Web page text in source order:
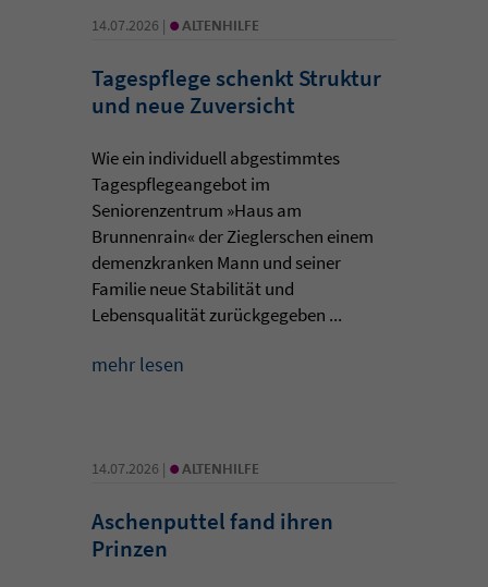
14.07.2026 | • ALTENHILFE
Tagespflege schenkt Struktur
und neue Zuversicht
Wie ein individuell abgestimmtes
Tagespflegeangebot im
Seniorenzentrum »Haus am
Brunnenrain« der Zieglerschen einem
demenzkranken Mann und seiner
Familie neue Stabilität und
Lebensqualität zurückgegeben ...
mehr lesen
14.07.2026 | • ALTENHILFE
Aschenputtel fand ihren
Prinzen